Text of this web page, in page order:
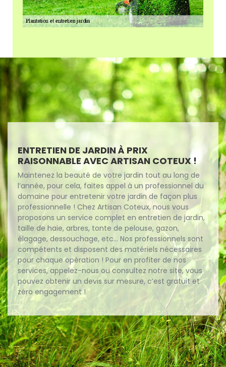
ENTRETIEN DE JARDIN À PRIX
RAISONNABLE AVEC ARTISAN COTEUX !
Maintenez la beauté de votre jardin tout au long de
l’année, pour cela, faites appel à un professionnel du
domaine pour entretenir votre jardin de façon plus
professionnelle ! Chez Artisan Coteux, nous vous
proposons un service complet en entretien de jardin,
taille de haie, arbres, tonte de pelouse, gazon,
élagage, dessouchage, etc… Nos professionnels sont
compétents et disposent des matériels nécessaires
pour chaque opération ! Pour en profiter de nos
services, appelez-nous ou consultez notre site, vous
pouvez obtenir un devis sur mesure, c’est gratuit et
zéro engagement !